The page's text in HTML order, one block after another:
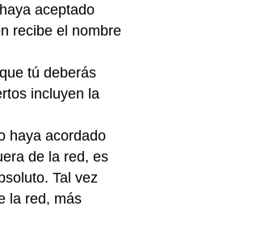
aceptado
recibe el nombre
tú deberás
incluyen la
haya acordado
de la red, es
Tal vez
la red, más